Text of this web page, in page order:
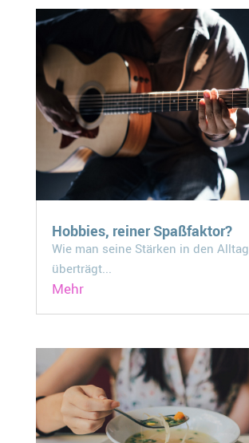
Hobbies, reiner Spaßfaktor?
Wie man seine Stärken in den Alltag
überträgt...
Mehr